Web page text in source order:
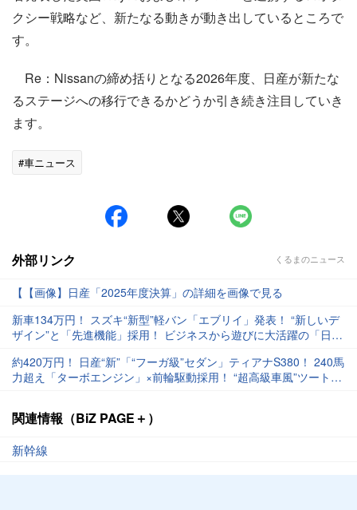
クシー戦略など、新たなる動きが動き出しているところで
す。
Re：Nissanの締め括りとなる2026年度、日産が新たな
るステージへの移行できるかどうか引き続き注目していき
ます。
#車ニュース
外部リンク くるまのニュース
【【画像】日産「2025年度決算」の詳細を画像で見る
新車134万円！ スズキ“新型”軽バン「エブリイ」発表！ “新しいデ
ザイン”と「先進機能」採用！ ビジネスから遊びに大活躍の「日本
約420万円！ 日産“新”「“フーガ級”セダン」ティアナS380！ 240馬
力超え「ターボエンジン」×前輪駆動採用！ “超高級車風”ツートン
関連情報（BiZ PAGE＋）
新幹線